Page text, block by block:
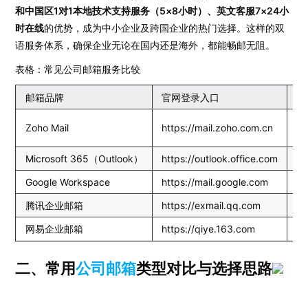
和中国区1对1本地技术支持服务（5×8小时）、英文客服7×24小
时在线的优势，成为中小企业及跨国企业的热门选择。这样的双
语服务体系，确保企业无论在国内还是海外，都能畅邮无阻。
表格：常见公司邮箱服务比较
邮箱品牌 官网登录入口
Zoho Mail https://mail.zoho.com.cn
Microsoft 365（Outlook） https://outlook.office.com
Google Workspace
https://mail.google.com
腾讯企业邮箱
https://exmail.qq.com
网易企业邮箱
https://qiye.163.com
二、常用公司邮箱类型对比与选择思路